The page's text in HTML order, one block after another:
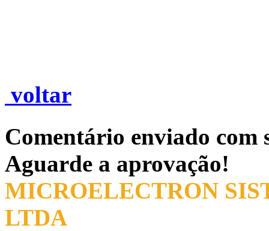
voltar
Comentário enviado com
Aguarde a aprovação!
MICROELECTRON
LTDA